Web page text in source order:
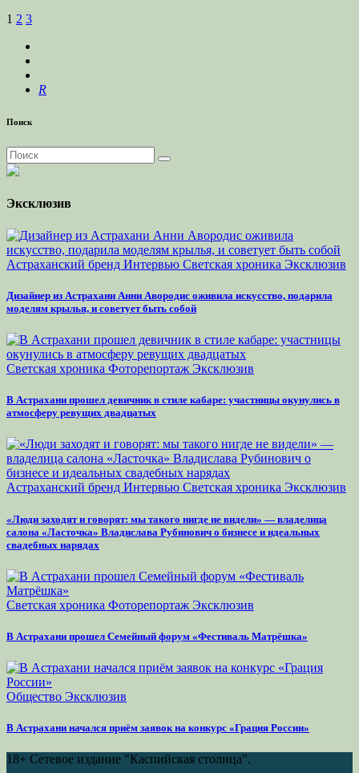
Пагинация
записей
1 2 3
R
Поиск
Эксклюзив
Астраханский бренд Интервью Светская хроника Эксклюзив
Дизайнер из Астрахани Анни Авородис оживила искусство, подарила
моделям крылья, и советует быть собой
Светская хроника Фоторепортаж Эксклюзив
В Астрахани прошел девичник в стиле кабаре: участницы окунулись в
атмосферу ревущих двадцатых
Астраханский бренд Интервью Светская хроника Эксклюзив
«Люди заходят и говорят: мы такого нигде не видели» — владелица
салона «Ласточка» Владислава Рубинович о бизнесе и идеальных
свадебных нарядах
Светская хроника Фоторепортаж Эксклюзив
В Астрахани прошел Семейный форум «Фестиваль Матрёшка»
Общество Эксклюзив
В Астрахани начался приём заявок на конкурс «Грация России»
18+ Сетевое издание "Каспийская столица".